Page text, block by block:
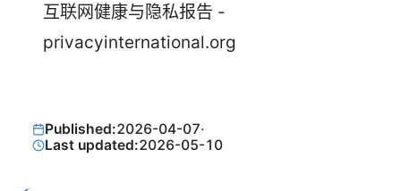
互联网健康与隐私报告 -
privacyinternational.org
Published:2026-04-07·
Last updated:2026-05-10